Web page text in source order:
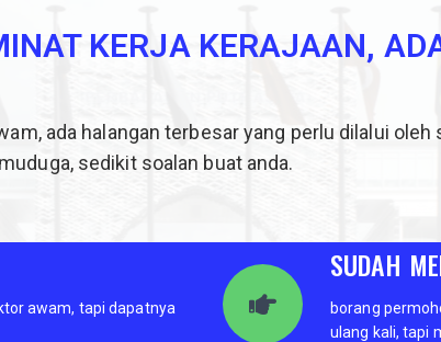
KERJA KERAJAAN,
ada halangan terbesar yang perlu dilalui oleh
sedikit soalan buat anda.
awam, tapi dapatnya
SUDAH
borang
ulang kali, tapi